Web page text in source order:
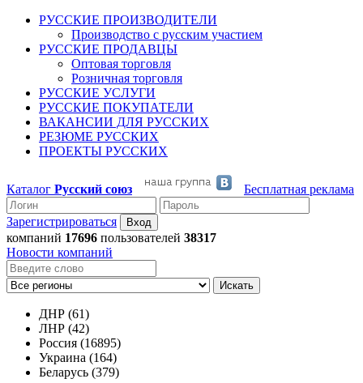
РУССКИЕ ПРОИЗВОДИТЕЛИ
Производство с русским участием
РУССКИЕ ПРОДАВЦЫ
Оптовая торговля
Розничная торговля
РУССКИЕ УСЛУГИ
РУССКИЕ ПОКУПАТЕЛИ
ВАКАНСИИ ДЛЯ РУССКИХ
РЕЗЮМЕ РУССКИХ
ПРОЕКТЫ РУССКИХ
Каталог Русский союз Бесплатная реклама
Зарегистрироваться
компаний 17696 пользователей 38317
Новости компаний
Искать
ДНР (61)
ЛНР (42)
Россия (16895)
Украина (164)
Беларусь (379)